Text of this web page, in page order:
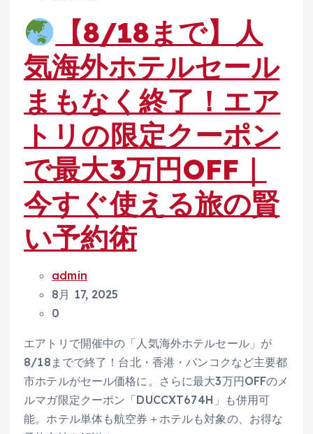
【8/18まで】人
気海外ホテルセール
まもなく終了！エア
トリの限定クーポン
で最大3万円OFF｜
今すぐ使える旅の賢
い予約術
admin
8月 17, 2025
0
エアトリで開催中の「人気海外ホテルセール」が
8/18までで終了！台北・香港・バンコクなど主要都
市ホテルがセール価格に。さらに最大3万円OFFのメ
ルマガ限定クーポン「DUCCXT674H」も併用可
能。ホテル単体も航空券＋ホテルも対象の、お得な